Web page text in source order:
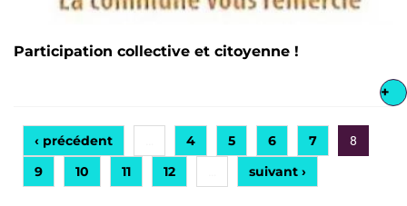
Participation collective et citoyenne !
+
‹ précédent 4 5 6 7 8
9 10 11 12 suivant ›